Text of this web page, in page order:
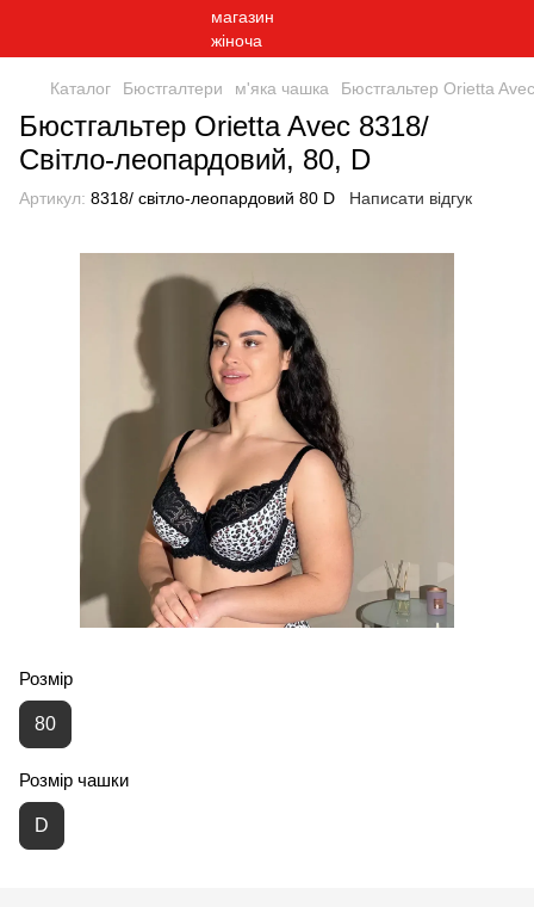
Каталог Бюстгалтери м'яка чашка Бюстгальтер Orietta
Бюстгальтер Orietta Avec 8318/
Світло-леопардовий, 80, D
Артикул: 8318/ світло-леопардовий 80 D Написати відгук
Розмір
80
Розмір чашки
D